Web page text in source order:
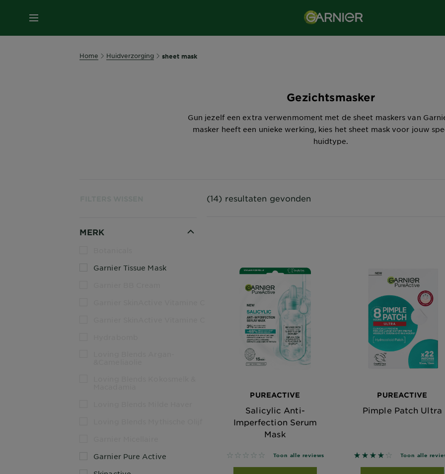
MENU
Home Huidverzorging sheet mask
Gezichtsmasker
Gun jezelf een extra verwenmoment met de sheet maskers van
masker heeft een unieke werking, kies het sheet mask voor jouw
huidtype.
MERK
Garnier Tissue Mask
Garnier Pure Active
(14) resultaten gevonden
PUREACTIVE
Salicylic Anti-
Imperfection Serum
Mask
No reviews Toon alle reviews
PUREACTIVE
Pimple Patch Ultra
4.234 out of 5 stars
Toon alle